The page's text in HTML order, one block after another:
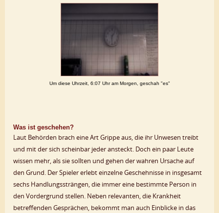
Um diese Uhrzeit, 6:07 Uhr am Morgen, geschah "es"
Was ist geschehen?
Laut Behörden brach eine Art Grippe aus, die ihr Unwesen treibt
und mit der sich scheinbar jeder ansteckt. Doch ein paar Leute
wissen mehr, als sie sollten und gehen der wahren Ursache auf
den Grund. Der Spieler erlebt einzelne Geschehnisse in insgesamt
sechs Handlungssträngen, die immer eine bestimmte Person in
den Vordergrund stellen. Neben relevanten, die Krankheit
betreffenden Gesprächen, bekommt man auch Einblicke in das